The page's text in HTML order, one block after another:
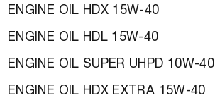
ENGINE OIL HDX 15W-40
ENGINE OIL HDL 15W-40
ENGINE OIL SUPER UHPD 10W-40
ENGINE OIL HDX EXTRA 15W-40